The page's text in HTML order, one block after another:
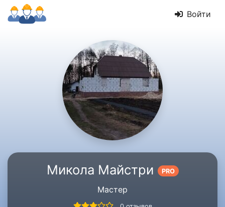
Войти
Микола Майстри PRO
Мастер